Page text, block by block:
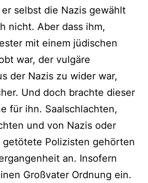
selbst die Nazis gewählt
nicht. Aber dass ihm,
mit einem jüdischen
war, der vulgäre
der Nazis zu wider war,
Und doch brachte dieser
für ihn. Saalschlachten,
und von Nazis oder
getötete Polizisten gehörten
an. Insofern
Großvater Ordnung ein.